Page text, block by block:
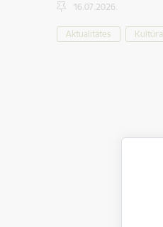
16.07.2026.
Aktualitātes Kultūra